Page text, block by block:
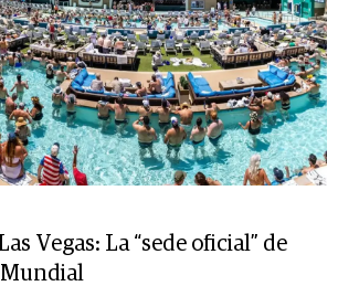
Vegas: La “sede oficial” de